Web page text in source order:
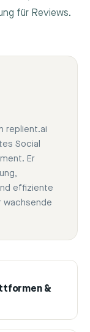
für Reviews.
replient.ai
Social
Er
effiziente
wachsende
&